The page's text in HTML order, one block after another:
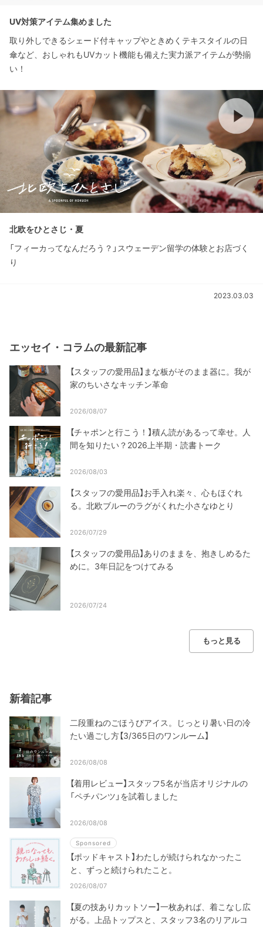
UV対策アイテム集めました
取り外しできるシェード付キャップやときめくテキスタイルの日
傘など、おしゃれもUVカット機能も備えた実力派アイテムが勢揃
い！
北欧をひとさじ・夏
「フィーカってなんだろう？」スウェーデン留学の体験とお店づく
り
2023.03.03
エッセイ・コラムの最新記事
【スタッフの愛用品】まな板がそのまま器に。我が
家のちいさなキッチン革命
2026/08/07
【チャポンと行こう！】積ん読があるって幸せ。人
間を知りたい？2026上半期・読書トーク
2026/08/03
【スタッフの愛用品】お手入れ楽々、心もほぐれ
る。北欧ブルーのラグがくれた小さなゆとり
2026/07/29
【スタッフの愛用品】ありのままを、抱きしめるた
めに。3年日記をつけてみる
2026/07/24
もっと見る
新着記事
二段重ねのごほうびアイス。じっとり暑い日の冷
たい過ごし方【3/365日のワンルーム】
2026/08/08
【着用レビュー】スタッフ5名が当店オリジナルの
「ペチパンツ」を試着しました
2026/08/08
Sponsored
【ポッドキャスト】わたしが続けられなかったこ
と、ずっと続けられたこと。
2026/08/07
【夏の技ありカットソー】一枚あれば、着こなし広
がる。上品トップスと、スタッフ3名のリアルコ